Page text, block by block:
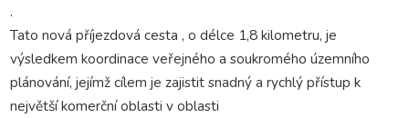
.
Tato nová příjezdová cesta , o délce 1,8 kilometru, je
výsledkem koordinace veřejného a soukromého územního
plánování, jejímž cílem je zajistit snadný a rychlý přístup k
největší komerční oblasti v oblasti